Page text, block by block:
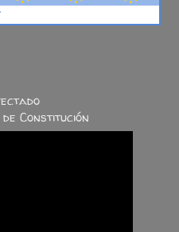
Constitución